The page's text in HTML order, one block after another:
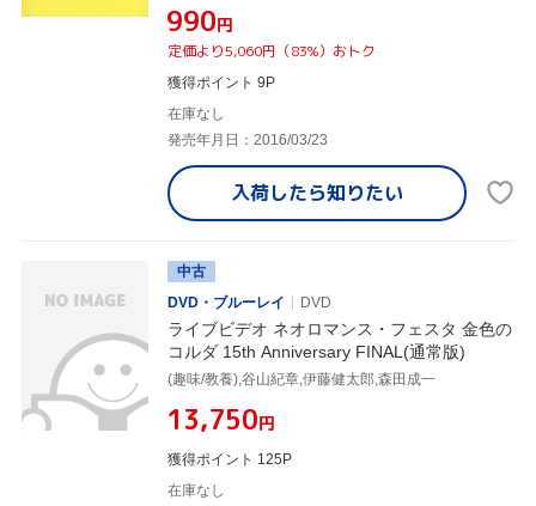
¥990円
定価より5,060円（83%）おトク
獲得ポイント 9P
在庫なし
発売年月日：2016/03/23
入荷したら知りたい
中古
DVD・ブルーレイ
DVD
ライブビデオ ネオロマンス・フェスタ 金色の
コルダ 15th Anniversary FINAL(通常版)
(趣味/教養),谷山紀章,伊藤健太郎,森田成一
¥13,750円
獲得ポイント 125P
在庫なし